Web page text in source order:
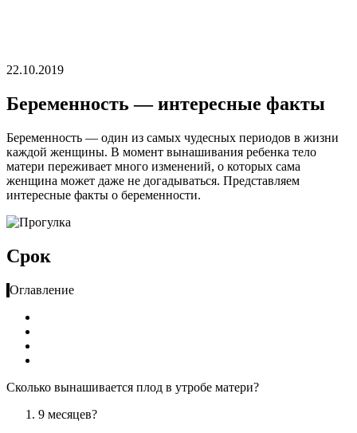
22.10.2019
Беременность — интересные факты
Беременность — один из самых чудесных периодов в жизни
каждой женщины. В момент вынашивания ребенка тело
матери переживает много изменений, о которых сама
женщина может даже не догадываться. Представляем
интересные факты о беременности.
Срок
Оглавление
Сколько вынашивается плод в утробе матери?
9 месяцев?